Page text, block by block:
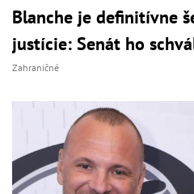
Blanche je definitívne
justície: Senát ho
Zahraničné